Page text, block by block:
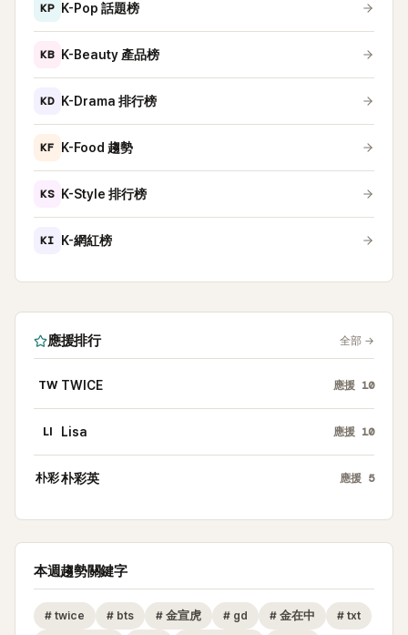
KP K-Pop 話題榜
KB K-Beauty 產品榜
KD K-Drama 排行榜
KF K-Food 趨勢
KS K-Style 排行榜
KI K-網紅榜
應援排行 全部 →
TW TWICE 應援 10
LI Lisa 應援 10
朴彩朴彩英 應援 5
本週趨勢關鍵字
# twice # bts # 金宣虎 # gd # 金在中 # txt